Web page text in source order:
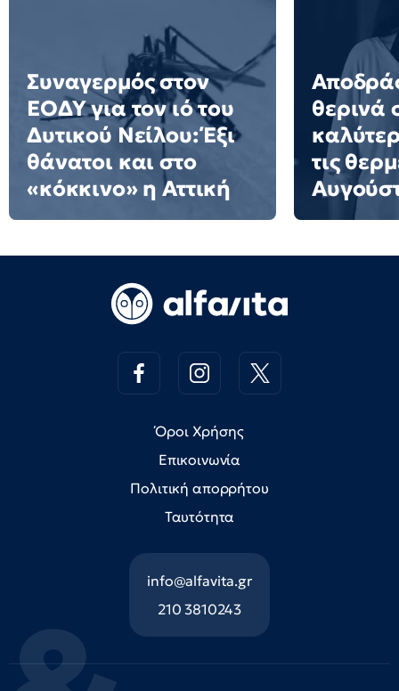
Συναγερμός στον
ΕΟΔΥ για τον ιό του
Δυτικού Νείλου: Έξι
θάνατοι και στο
«κόκκινο» η Αττική
θερινά
τις
Όροι Χρήσης
Επικοινωνία
Πολιτική απορρήτου
Ταυτότητα
info@alfavita.gr
210 3810243